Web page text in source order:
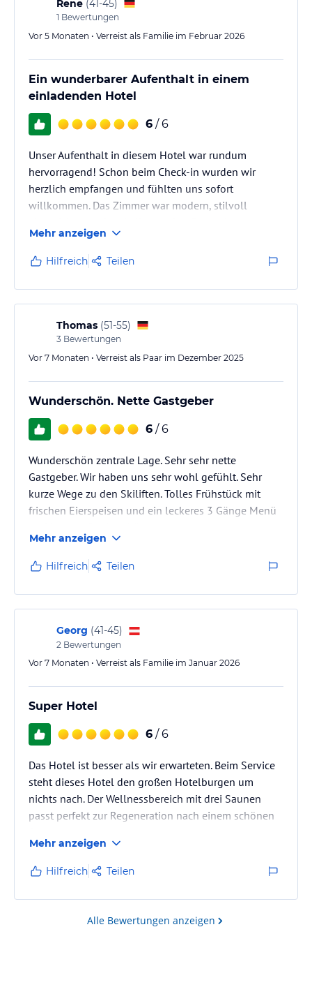
jeweiligen Veranstalters.
Rene (41-45)
1 Bewertungen
Vor 5 Monaten • Verreist als Familie im Februar 2026
Ein wunderbarer Aufenthalt in einem
einladenden Hotel
6 / 6
Unser Aufenthalt in diesem Hotel war rundum
hervorragend! Schon beim Check-in wurden wir
herzlich empfangen und fühlten uns sofort
willkommen. Das Zimmer war modern, stilvoll
beeindruckt hat uns das bequeme Bett sowie der
traumhafte Ausblick. Das Frühstücksbuffet war
vielfältig und qualitativ hochwertig, es ließ keine
Wünsche offen. Auch der Service war jederzeit
aufmerksam, freundlich und professionell. Die
zentrale Lage machte es leicht, die Umgebung zu
erkunden. Wir…
Mehr anzeigen
Hilfreich Teilen
Thomas (51-55)
3 Bewertungen
Vor 7 Monaten • Verreist als Paar im Dezember 2025
Wunderschön. Nette Gastgeber
6 / 6
Wunderschön zentrale Lage. Sehr sehr nette
Gastgeber. Wir haben uns sehr wohl gefühlt. Sehr
kurze Wege zu den Skiliften. Tolles Frühstück mit
frischen Eierspeisen und ein leckeres 3 Gänge Menü
Mehr anzeigen
Hilfreich Teilen
Georg (41-45)
2 Bewertungen
Vor 7 Monaten • Verreist als Familie im Januar 2026
Super Hotel
6 / 6
Das Hotel ist besser als wir erwarteten. Beim Service
steht dieses Hotel den großen Hotelburgen um
nichts nach. Der Wellnessbereich mit drei Saunen
passt perfekt zur Regeneration nach einem schönen
Mehr anzeigen
Hilfreich Teilen
Alle Bewertungen anzeigen